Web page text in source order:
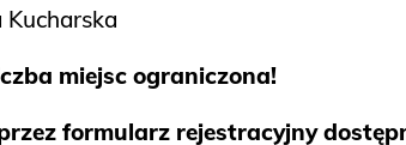
miejsc ograniczona!
formularz rejestracyjny